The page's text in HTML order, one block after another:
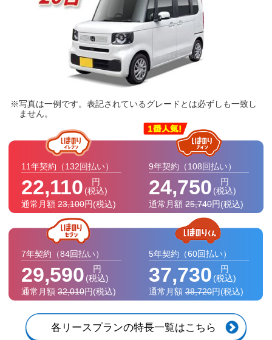
写真は一例です。表記されているグレードとは必ずしも一致し
ません。
11年契約 （132回払い）
22,110
円
(税込)
通常月額 23,100円(税込)
9年契約 （108回払い）
24,750
円
(税込)
通常月額 25,740円(税込)
7年契約 （84回払い）
29,590
円
(税込)
通常月額 32,010円(税込)
5年契約 （60回払い）
37,730
円
(税込)
通常月額 38,720円(税込)
各リースプランの特長一覧はこちら